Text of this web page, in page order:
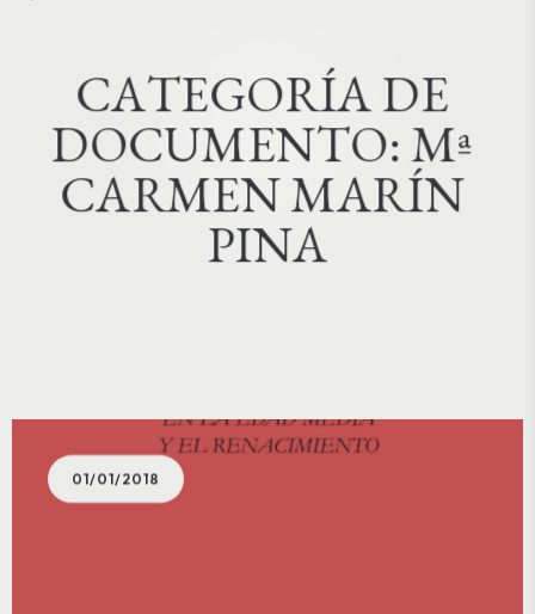
CATEGORÍADE
DOCUMENTO:Mª
CARMEN MARÍN
PINA
01/01/2018